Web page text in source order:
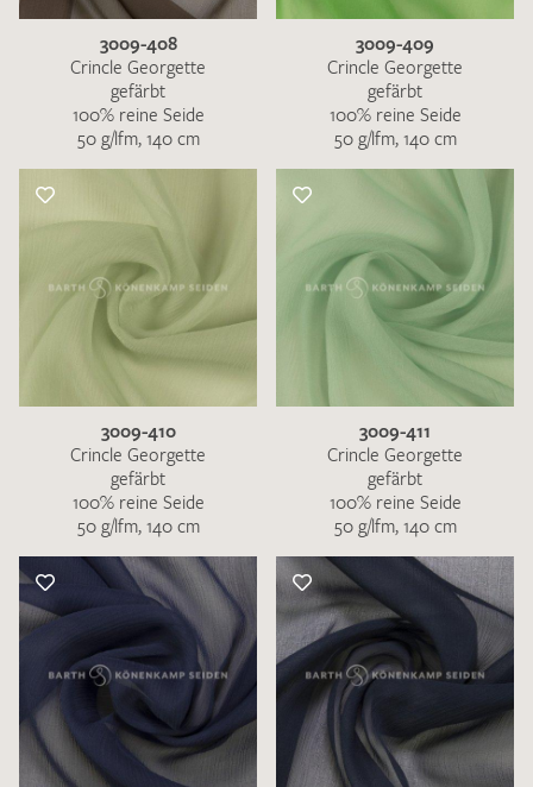
3009-408
Crincle Georgette
gefärbt
100% reine Seide
50 g/lfm, 140 cm
3009-409
Crincle Georgette
gefärbt
100% reine Seide
50 g/lfm, 140 cm
3009-410
Crincle Georgette
gefärbt
100% reine Seide
50 g/lfm, 140 cm
3009-411
Crincle Georgette
gefärbt
100% reine Seide
50 g/lfm, 140 cm